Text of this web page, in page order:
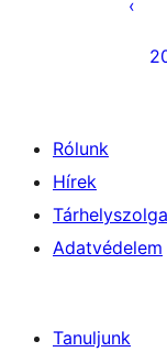
Rólunk
Hírek
Adatvédelem
Tanuljunk